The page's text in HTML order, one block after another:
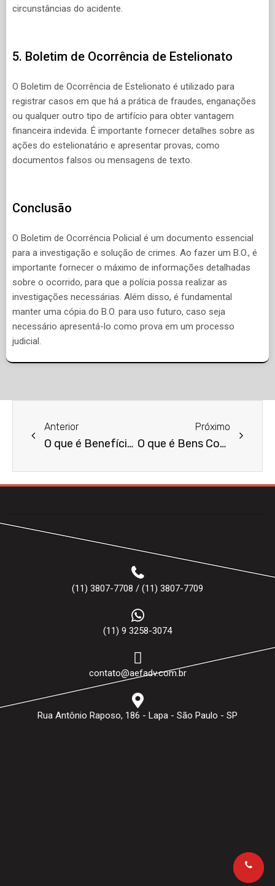
circunstâncias do acidente.
5. Boletim de Ocorrência de Estelionato
O Boletim de Ocorrência de Estelionato é utilizado para
registrar casos em que há a prática de fraudes, enganações
ou qualquer outro tipo de artifício para obter vantagem
financeira indevida. É importante fornecer detalhes sobre as
ações do estelionatário e apresentar provas, como
documentos falsos ou mensagens de texto.
Conclusão
O Boletim de Ocorrência Policial é um documento essencial
para a investigação e solução de crimes. Ao fazer um B.O., é
importante fornecer o máximo de informações detalhadas
sobre o ocorrido, para que a polícia possa realizar as
investigações necessárias. Além disso, é fundamental
manter uma cópia do B.O. para uso futuro, caso seja
necessário apresentá-lo como prova em um processo
judicial.
Anterior
O que é Benefício do INSS por Doença?
Próximo
O que é Bens Comuns do Casal?
(11) 3807-7708 / (11) 3807-7709
(11) 9 3258-3074
contato@aefadv.com.br
Rua Antônio Raposo, 186 - Lapa - São Paulo - SP